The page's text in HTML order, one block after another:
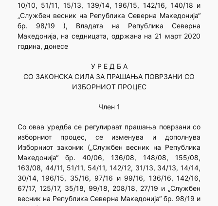
10/10, 51/11, 15/13, 139/14, 196/15, 142/16, 140/18 и
„Службен весник на Република Северна Македонија“
бр. 98/19 ), Владата на Република Северна
Македонија, на седницата, одржана на 21 март 2020
година, донесе
У Р Е Д Б А
СО ЗАКОНСКА СИЛА ЗА ПРАШАЊА ПОВРЗАНИ СО
ИЗБОРНИОТ ПРОЦЕС
Член 1
Со оваа уредба се регулираат прашања поврзани со
изборниот процес, се изменува и дополнува
Изборниот законик („Службен весник на Република
Македонија“ бр. 40/06, 136/08, 148/08, 155/08,
163/08, 44/11, 51/11, 54/11, 142/12, 31/13, 34/13, 14/14,
30/14, 196/15, 35/16, 97/16 и 99/16, 136/16, 142/16,
67/17, 125/17, 35/18, 99/18, 208/18, 27/19 и „Службен
весник на Република Северна Македонија“ бр. 98/19 и